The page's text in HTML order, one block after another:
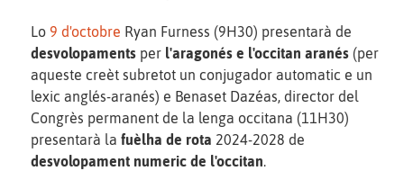
Lo 9 d'octobre Ryan Furness (9H30) presentarà de
desvolopaments per l'aragonés e l'occitan aranés (per
aqueste creèt subretot un conjugador automatic e un
lexic anglés-aranés) e Benaset Dazéas, director del
Congrès permanent de la lenga occitana (11H30)
presentarà la fuèlha de rota 2024-2028 de
desvolopament numeric de l'occitan